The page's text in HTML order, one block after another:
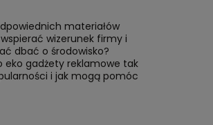
materiałów
wizerunek firmy i
dbać o środowisko?
eko gadżety reklamowe tak
i jak mogą pomóc